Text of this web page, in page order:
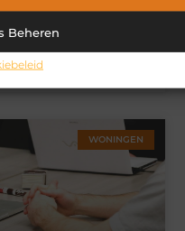
Beheren
klaar is voor
WONINGEN